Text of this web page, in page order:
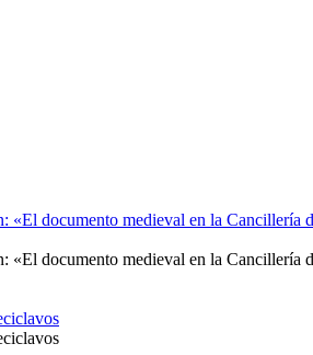
«El documento medieval en la Cancillería
«El documento medieval en la Cancillería